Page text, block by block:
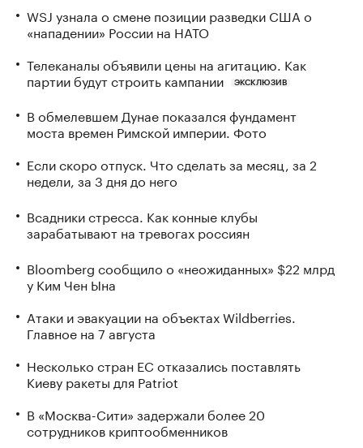
WSJ узнала о смене позиции разведки США о
«нападении» России на НАТО
Телеканалы объявили цены на агитацию. Как
партии будут строить кампании
ЭКСКЛЮЗИВ
В обмелевшем Дунае показался фундамент
моста времен Римской империи. Фото
Если скоро отпуск. Что сделать за месяц, за 2
недели, за 3 дня до него
Всадники стресса. Как конные клубы
зарабатывают на тревогах россиян
Bloomberg сообщило о «неожиданных» $22 млрд
у Ким Чен Ына
Атаки и эвакуации на объектах Wildberries.
Главное на 7 августа
Несколько стран ЕС отказались поставлять
Киеву ракеты для Patriot
В «Москва-Сити» задержали более 20
сотрудников криптообменников